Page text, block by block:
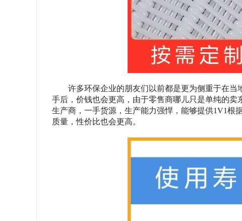
许多环保企业的朋友们以前都是更为侧重于在
手后，价钱也会更高，由于零售商哪儿只是单纯的
生产商，一手货源，生产能力强悍，能够提供1V1根
质量，性价比也会更高。